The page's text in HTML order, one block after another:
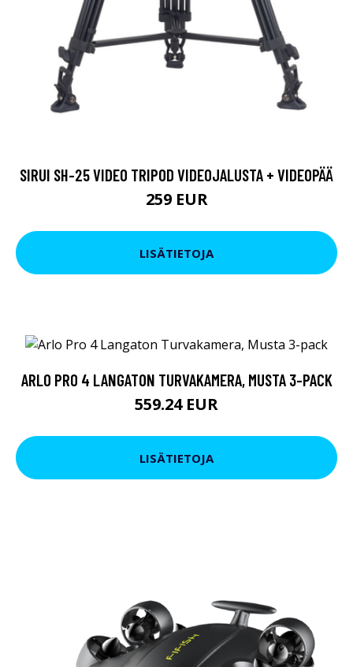
SIRUI SH-25 VIDEO TRIPOD VIDEOJALUSTA + VIDEOPÄÄ
259 EUR
LISÄTIETOJA
ARLO PRO 4 LANGATON TURVAKAMERA, MUSTA 3-PACK
559.24 EUR
LISÄTIETOJA